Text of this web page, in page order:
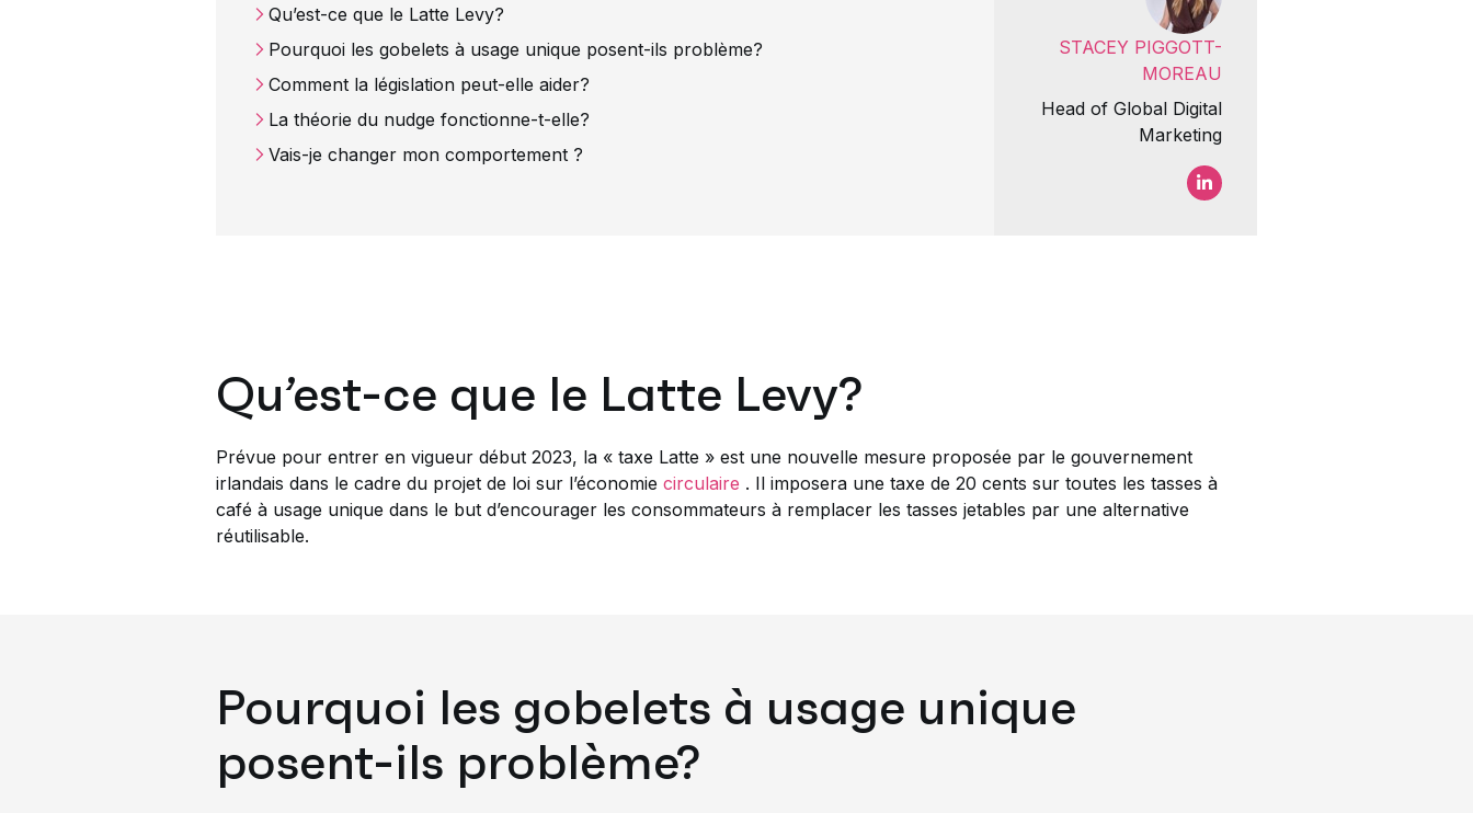
Qu’est-ce que le Latte Levy?
Pourquoi les gobelets à usage unique posent-ils problème?
Comment la législation peut-elle aider?
La théorie du nudge fonctionne-t-elle?
Vais-je changer mon comportement ?
STACEY PIGGOTT-
MOREAU
Head of Global Digital
Marketing
Stacey Piggott-Moreau LinkedIn
Qu’est-ce que le Latte Levy?
Prévue pour entrer en vigueur début 2023, la « taxe Latte » est une nouvelle mesure proposée par le gouvernement
irlandais dans le cadre du projet de loi sur l’économie circulaire . Il imposera une taxe de 20 cents sur toutes les tasses à
café à usage unique dans le but d’encourager les consommateurs à remplacer les tasses jetables par une alternative
réutilisable.
Pourquoi les gobelets à usage unique
posent-ils problème?